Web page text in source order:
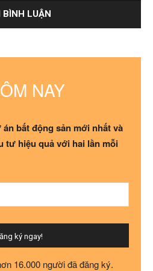
NAY
bất động sản mới nhất và
tư hiệu quả với hai lần mỗi
ký ngay!
16.000 người đã đăng ký.